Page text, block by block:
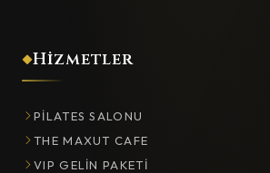
Hizmetler
PILATES SALONU
THE MAXUT CAFE
VIP GELIN PAKETI